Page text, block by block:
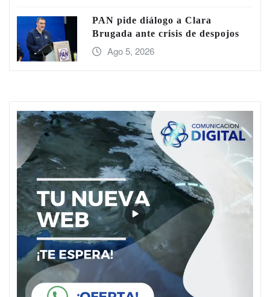
PAN pide diálogo a Clara
Brugada ante crisis de despojos
Ago 5, 2026